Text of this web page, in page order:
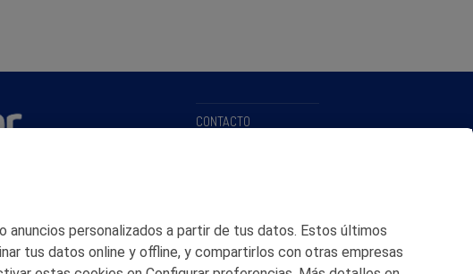
CONTACTO
AVISO LEGAL
POLITICA DE COOKIES
personalizados a partir de tus datos. Estos últimos
tus datos online y offline, y compartirlos con otras empresas